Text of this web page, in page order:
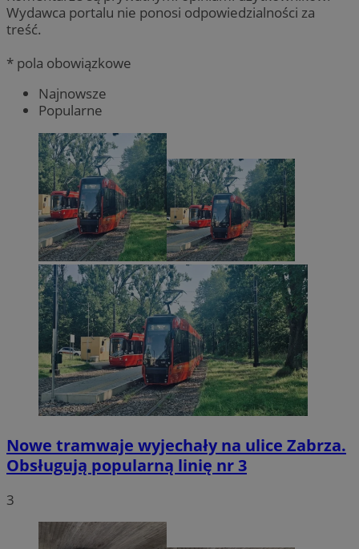
Wydawca portalu nie ponosi odpowiedzialności za
treść.
* pola obowiązkowe
Najnowsze
Popularne
Nowe tramwaje wyjechały na ulice Zabrza.
Obsługują popularną linię nr 3
3